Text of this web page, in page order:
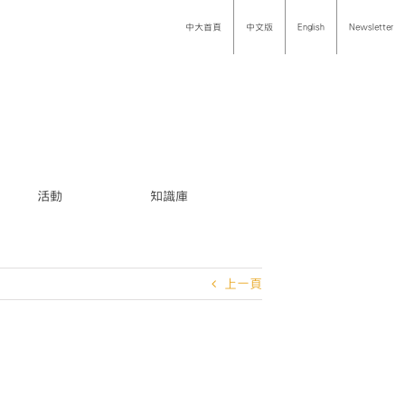
中大首頁 中文版 English Newsletter
活動 知識庫
上一頁